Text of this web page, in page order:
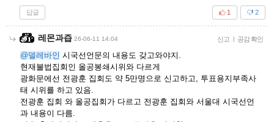
답글 2
1
레몬과즙 26-06-11 14:04 신고 | 공감 확인
@델레바인 시국선언문의 내용도 갖고와야지.
현재불법집회인 올공봉쇄시위와 다르게
광화문에선 전광훈 집회도 약 5만명으로 신고하고, 투표용지부족사
태 시위를 하고 있음.
전광훈 집회 와 올공집회가 다르고 전광훈 집회와 서울대 시국선언
과 내용이 다름.